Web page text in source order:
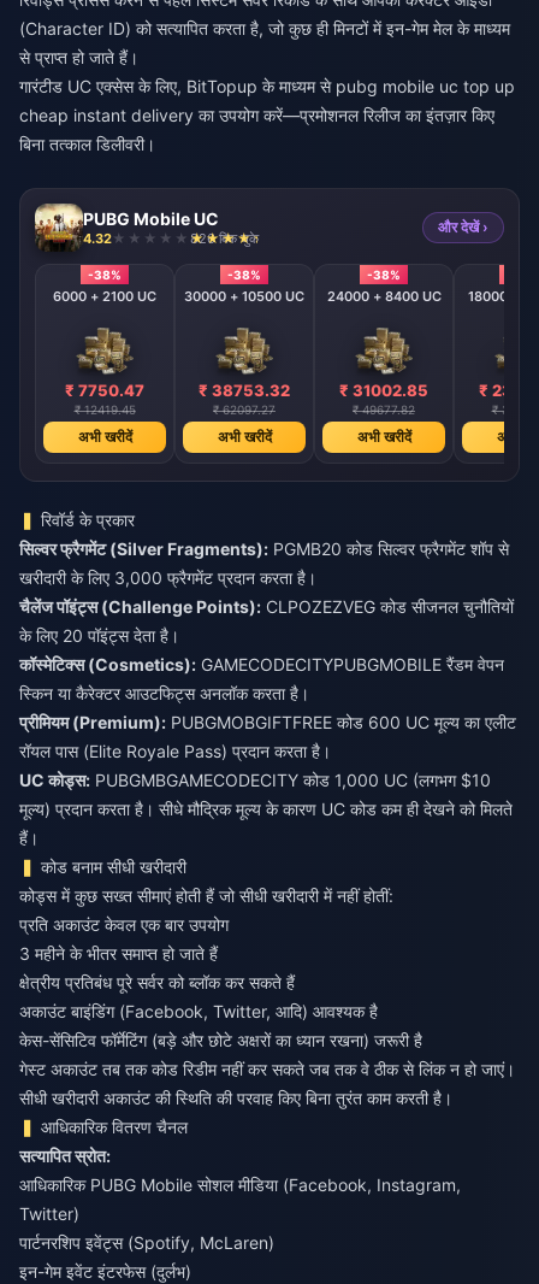
(Character ID) को सत्यापित करता है, जो कुछ ही मिनटों में इन-गेम मेल के माध्यम
से प्राप्त हो जाते हैं।
गारंटीड UC एक्सेस के लिए, BitTopup के माध्यम से pubg mobile uc top up
cheap instant delivery का उपयोग करें—प्रमोशनल रिलीज का इंतज़ार किए
बिना तत्काल डिलीवरी।
PUBG Mobile UC
4.32 826 बिक चुके
और देखें ›
-38%
6000 + 2100 UC
₹ 7750.47
₹ 12419.45
अभी खरीदें
-38%
30000 + 10500 UC
₹ 38753.32
₹ 62097.27
अभी खरीदें
-38%
24000 + 8400 UC
₹ 31002.85
₹ 49677.82
अभी खरीदें
18000 +
₹
₹
अभी
रिवॉर्ड के प्रकार
सिल्वर फ्रैगमेंट (Silver Fragments): PGMB20 कोड सिल्वर फ्रैगमेंट शॉप से
खरीदारी के लिए 3,000 फ्रैगमेंट प्रदान करता है।
चैलेंज पॉइंट्स (Challenge Points): CLPOZEZVEG कोड सीजनल चुनौतियों
के लिए 20 पॉइंट्स देता है।
कॉस्मेटिक्स (Cosmetics): GAMECODECITYPUBGMOBILE रैंडम वेपन
स्किन या कैरेक्टर आउटफिट्स अनलॉक करता है।
प्रीमियम (Premium): PUBGMOBGIFTFREE कोड 600 UC मूल्य का एलीट
रॉयल पास (Elite Royale Pass) प्रदान करता है।
UC कोड्स: PUBGMBGAMECODECITY कोड 1,000 UC (लगभग $10
मूल्य) प्रदान करता है। सीधे मौद्रिक मूल्य के कारण UC कोड कम ही देखने को मिलते
हैं।
कोड बनाम सीधी खरीदारी
कोड्स में कुछ सख्त सीमाएं होती हैं जो सीधी खरीदारी में नहीं होतीं:
प्रति अकाउंट केवल एक बार उपयोग
3 महीने के भीतर समाप्त हो जाते हैं
क्षेत्रीय प्रतिबंध पूरे सर्वर को ब्लॉक कर सकते हैं
अकाउंट बाइंडिंग (Facebook, Twitter, आदि) आवश्यक है
केस-सेंसिटिव फॉर्मेटिंग (बड़े और छोटे अक्षरों का ध्यान रखना) जरूरी है
गेस्ट अकाउंट तब तक कोड रिडीम नहीं कर सकते जब तक वे ठीक से लिंक न हो जाएं।
सीधी खरीदारी अकाउंट की स्थिति की परवाह किए बिना तुरंत काम करती है।
आधिकारिक वितरण चैनल
सत्यापित स्रोत:
आधिकारिक PUBG Mobile सोशल मीडिया (Facebook, Instagram,
Twitter)
पार्टनरशिप इवेंट्स (Spotify, McLaren)
इन-गेम इवेंट इंटरफेस (दुर्लभ)